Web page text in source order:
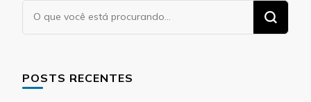
Procurando
algo?
POSTS RECENTES